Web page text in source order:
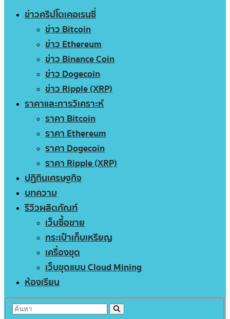
ข่าวคริปโตเคอเรนซี่
ข่าว Bitcoin
ข่าว Ethereum
ข่าว Binance Coin
ข่าว Dogecoin
ข่าว Ripple (XRP)
ราคาและการวิเคราะห์
ราคา Bitcoin
ราคา Ethereum
ราคา Dogecoin
ราคา Ripple (XRP)
ปฏิทินเศรษฐกิจ
บทความ
รีวิวผลิตภัณฑ์
เว็บซื้อขาย
กระเป๋าเก็บเหรียญ
เครื่องขุด
เว็บขุดแบบ Cloud Mining
ห้องเรียน